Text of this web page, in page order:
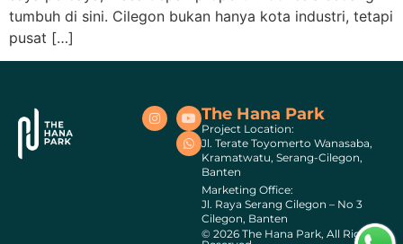
tumbuh di sini. Cilegon bukan hanya kota industri, tetapi
pusat […]
The Hana Park
Project Location:
Jl. Terate Toyomerto Wanasaba,
Kramatwatu, Serang-Cilegon,
Banten
Marketing Office:
Jl. Raya Serang Cilegon – No 3
Cilegon, Banten
© 2026 The Hana Park, All Rights